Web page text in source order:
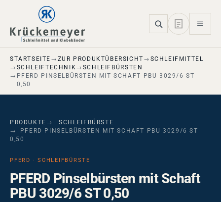
Skip to main navigation
Skip to main content
Skip to page footer
STARTSEITE ZUR PRODUKTÜBERSICHT
SCHLEIFMITTEL
SCHLEIFTECHNIK
SCHLEIFBÜRSTEN
PFERD PINSELBÜRSTEN MIT SCHAFT PBU 3029/6 ST
0,50
PRODUKTE
SCHLEIFBÜRSTE
PFERD PINSELBÜRSTEN MIT SCHAFT PBU 3029/6 ST
0,50
PFERD · SCHLEIFBÜRSTE
PFERD Pinselbürsten mit Schaft
PBU 3029/6 ST 0,50